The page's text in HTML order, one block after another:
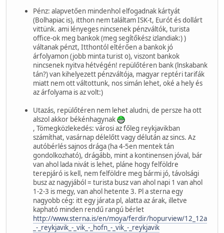
Pénz: alapvetően mindenhol elfogadnak kártyát
(Bolhapiac is), itthon nem találtam ISK-t, Eurót és dollárt
vittünk. ami lényeges nincsenek pénzváltók, turista
office-ok meg bankok (meg segítőkész izlandiak:) )
váltanak pénzt, Itthontól eltérően a bankok jó
árfolyamon (jobb minta turist o), viszont bankok
nincsenek nyitva hétvégén! repülőtéren bank (lnskabank
tán?) van kihelyezett pénzváltója, magyar reptéri tarifák
miatt nem ott váltottunk, nos simán lehet, oké a hely és
az árfolyama is az volt:)
Utazás, repülőtéren nem lehet aludni, de persze ha ott
alszol akkor békénhagynak
, Tömegközlekedés: városi az főleg reykjavikban
számíthat, vasárnap délelőtt vagy délután az sincs. Az
autóbérlés sajnos drága (ha 4-5en mentek tán
gondolkozható), drágább, mint a kontinensen jóval, bár
van ahol lada nivát is lehet, pláne hogy felföldre
terepjáró is kell, nem felföldre meg bármi jó, távolsági
busz az nagyjából = turista busz van ahol napi 1 van ahol
1-2-3 is megy, van ahol hetente 3. Pl a sterna egy
nagyobb cég: itt egy járata pl, alatta az árak, illetve
kapható minden rendű rangú bérlet
http://www.sterna.is/en/moya/ferdir/hopurview/12_12a
_-_reykjavik_-_vik_-_hofn_-_vik_-_reykjavik